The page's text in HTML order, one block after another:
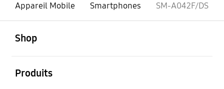
Appareil Mobile
Smartphones SM-A042F/DS
Shop
Produits